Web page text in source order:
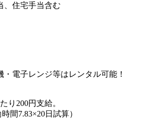
、住宅手当含む
電子レンジ等はレンタル可能！
り200円支給。
間7.83×20日試算）